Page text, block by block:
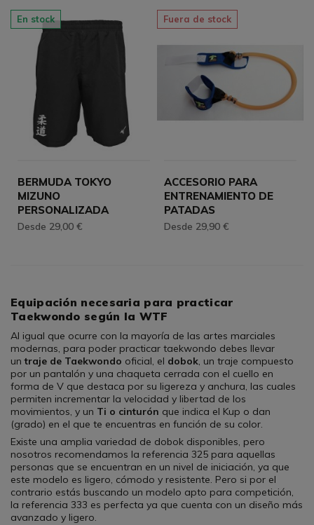
En stock
BERMUDA TOKYO
MIZUNO
PERSONALIZADA
Desde 29,00 €
Fuera de stock
ACCESORIO PARA
ENTRENAMIENTO DE
PATADAS
Desde 29,90 €
Equipación necesaria para practicar
Taekwondo según la WTF
Al igual que ocurre con la mayoría de las artes marciales
modernas, para poder practicar taekwondo debes llevar
untraje de Taekwondo oficial, el dobok, un traje compuesto
por un pantalón y una chaqueta cerrada con el cuello en
forma de V que destaca por su ligereza y anchura, las cuales
permiten incrementar la velocidad y libertad de los
movimientos, y un Ti o cinturón que indica el Kup o dan
(grado) en el que te encuentras en función de su color.
Existe una amplia variedad de dobok disponibles, pero
nosotros recomendamos la referencia 325 para aquellas
personas que se encuentran en un nivel de iniciación, ya que
este modelo es ligero, cómodo y resistente. Pero si por el
contrario estás buscando un modelo apto para competición,
la referencia 333 es perfecta ya que cuenta con un diseño más
avanzado y ligero.